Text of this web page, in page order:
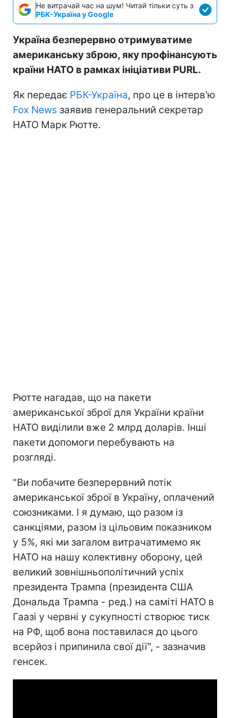
Не витрачай час на шум! Читай тільки суть з
РБК-Україна у Google
Україна безперервно отримуватиме
американську зброю, яку профінансують
країни НАТО в рамках ініціативи PURL.
Як передає РБК-Україна, про це в інтерв'ю
Fox News заявив генеральний секретар
НАТО Марк Рютте.
Рютте нагадав, що на пакети
американської зброї для України країни
НАТО виділили вже 2 млрд доларів. Інші
пакети допомоги перебувають на
розгляді.
"Ви побачите безперервний потік
американської зброї в Україну, оплачений
союзниками. І я думаю, що разом із
санкціями, разом із цільовим показником
у 5%, які ми загалом витрачатимемо як
НАТО на нашу колективну оборону, цей
великий зовнішньополітичний успіх
президента Трампа (президента США
Дональда Трампа - ред.) на саміті НАТО в
Гаазі у червні у сукупності створює тиск
на РФ, щоб вона поставилася до цього
всерйоз і припинила свої дії", - зазначив
генсек.